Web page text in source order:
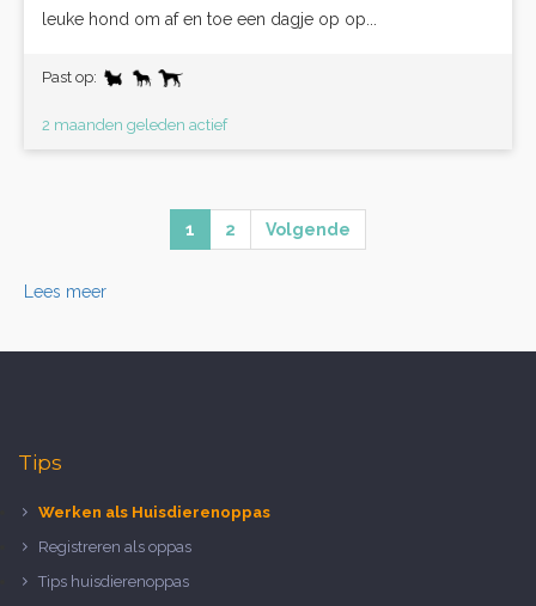
leuke hond om af en toe een dagje op op...
Past op:
2 maanden geleden actief
1 2 Volgende
Lees meer
Tips
Werken als Huisdierenoppas
Registreren als oppas
Tips huisdierenoppas